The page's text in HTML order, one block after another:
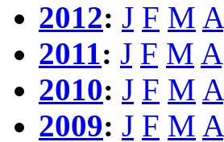
2012: J F M A
2011: J F M A
2010: J F M A
2009: J F M A